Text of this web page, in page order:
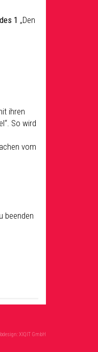
1 „Den
ihren
So wird
vom
beenden
XIQIT GmbH